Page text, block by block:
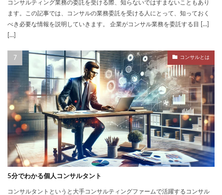
コンサルティング業務の委託を受ける際、知らないではすまないこともあり
ます。この記事では、コンサルの業務委託を受ける人にとって、知っておく
べき必要な情報を説明していきます。 企業がコンサル業務を委託する目 […]
[…]
コンサルとは
5分でわかる個人コンサルタント
コンサルタントというと大手コンサルティングファームで活躍するコンサル